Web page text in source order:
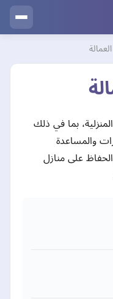
بما في ذلك
والمساعدة
على منازل